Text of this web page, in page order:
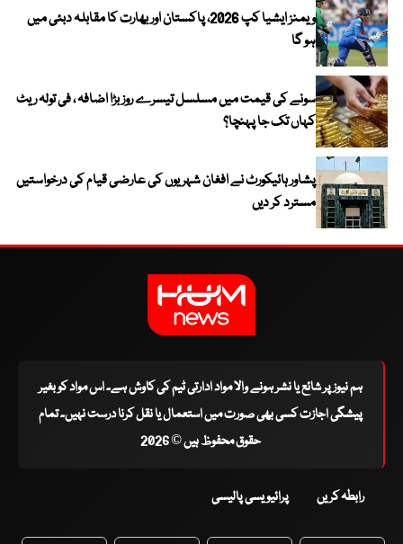
ویمنز ایشیا کپ 2026، پاکستان اور بھارت کا مقابلہ دبئی میں
ہو گا
سونے کی قیمت میں مسلسل تیسرے روز بڑا اضافہ ، فی تولہ ریٹ
کہاں تک جا پہنچا؟
پشاور ہائیکورٹ نے افغان شہریوں کی عارضی قیام کی درخواستیں
مسترد کر دیں
ہم نیوز پر شائع یا نشر ہونے والا مواد ادارتی ٹیم کی کاوش ہے۔ اس مواد کو بغیر
پیشگی اجازت کسی بھی صورت میں استعمال یا نقل کرنا درست نہیں۔ تمام
حقوق محفوظ ہیں © 2026
رابطہ کریں پرائیویسی پالیسی